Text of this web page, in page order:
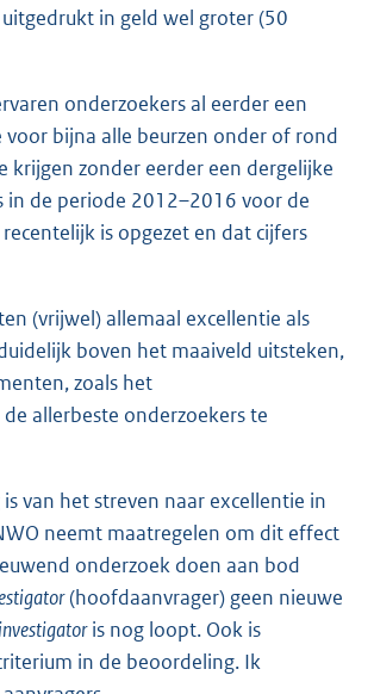
in geld wel groter (50
onderzoekers al eerder een
bijna alle beurzen onder of rond
krijgen zonder eerder een dergelijke
in de periode 2012–2016 voor de
is opgezet en dat cijfers
(vrijwel) allemaal excellentie als
boven het maaiveld uitsteken,
zoals het
allerbeste onderzoekers te
van het streven naar excellentie in
neemt maatregelen om dit effect
onderzoek doen aan bod
(hoofdaanvrager) geen nieuwe
is nog loopt. Ook is
in de beoordeling. Ik